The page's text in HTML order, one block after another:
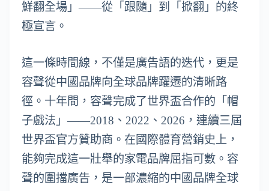
鮮翻全場」——從「跟隨」到「掀翻」的終
極宣言。
這一條時間線，不僅是廣告語的迭代，更是
容聲從中國品牌向全球品牌躍遷的清晰路
徑。十年間，容聲完成了世界盃合作的「帽
子戲法」——2018、2022、2026，連續三屆
世界盃官方贊助商。在國際體育營銷史上，
能夠完成這一壯舉的家電品牌屈指可數。容
聲的圍擋廣告，是一部濃縮的中國品牌全球